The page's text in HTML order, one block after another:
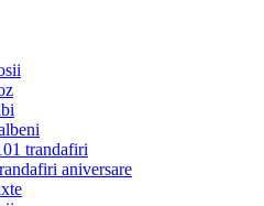
trandafiri
aniversare